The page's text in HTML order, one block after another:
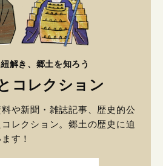
解き、郷土を知ろう
コレクション
や新聞・雑誌記事、歴史的公
レクション。郷土の歴史に迫
す！